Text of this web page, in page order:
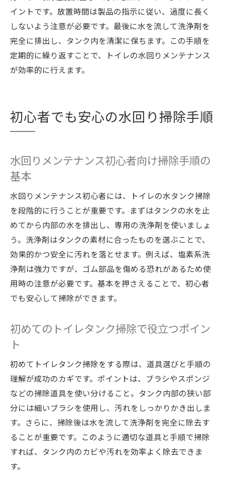
イントです。放置時間は製品の指示に従い、過度に長く
しないよう注意が必要です。最後に水を流して洗浄剤を
完全に排出し、タンク内を清潔に保ちます。この手順を
定期的に繰り返すことで、トイレの水回りメンテナンス
が効率的に行えます。
初心者でも安心の水回り掃除手順
水回りメンテナンス初心者向け掃除手順の
基本
水回りメンテナンス初心者には、トイレの水タンク掃除
を段階的に行うことが重要です。まずはタンクの水を止
めてから内部の水を排出し、専用の洗浄剤を使いましょ
う。洗浄剤はタンクの素材に合ったものを選ぶことで、
効果的かつ安全に汚れを落とせます。例えば、塩素系洗
浄剤は強力ですが、ゴム部品を傷める恐れがあるため使
用時の注意が必要です。基本を押さえることで、初心者
でも安心して掃除ができます。
初めてのトイレタンク掃除で役立つポイン
ト
初めてトイレタンク掃除をする際は、道具選びと手順の
理解が成功のカギです。ポイントは、ブラシやスポンジ
などの掃除道具を使い分けること。タンク内部の狭い部
分には細いブラシを使用し、汚れをしっかりかき出しま
す。さらに、掃除後は水を流して洗浄剤を完全に除去す
ることが重要です。このように適切な道具と手順で掃除
すれば、タンク内のカビや汚れを効率よく除去できま
す。